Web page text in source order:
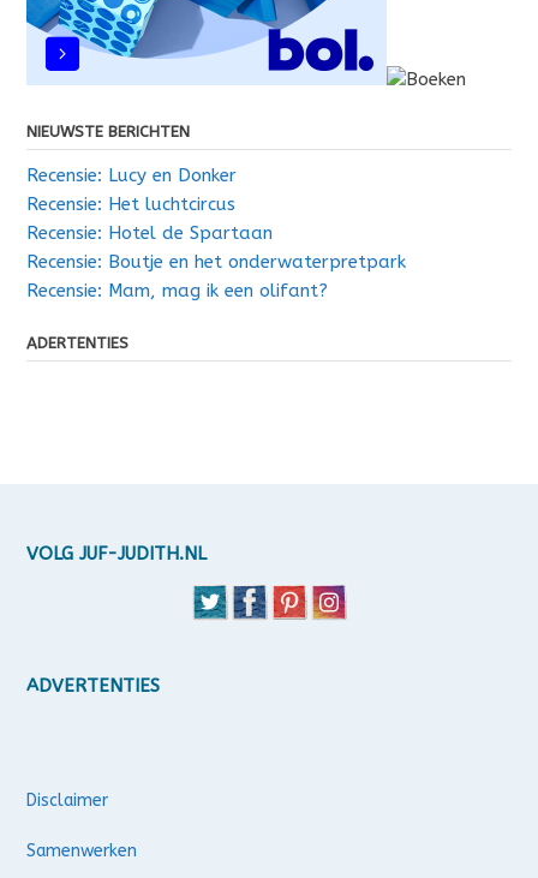
NIEUWSTE BERICHTEN
Recensie: Lucy en Donker
Recensie: Het luchtcircus
Recensie: Hotel de Spartaan
Recensie: Boutje en het onderwaterpretpark
Recensie: Mam, mag ik een olifant?
ADERTENTIES
VOLG JUF-JUDITH.NL
ADVERTENTIES
Disclaimer
Samenwerken